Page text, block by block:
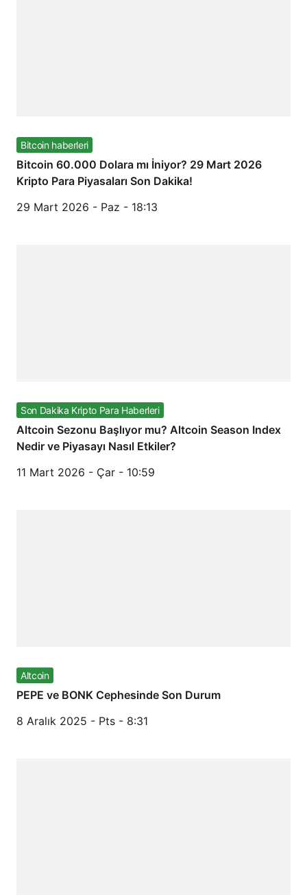
Bitcoin haberleri
Bitcoin 60.000 Dolara mı İniyor? 29 Mart 2026
Kripto Para Piyasaları Son Dakika!
29 Mart 2026 - Paz - 18:13
Son Dakika Kripto Para Haberleri
Altcoin Sezonu Başlıyor mu? Altcoin Season Index
Nedir ve Piyasayı Nasıl Etkiler?
11 Mart 2026 - Çar - 10:59
Altcoin
PEPE ve BONK Cephesinde Son Durum
8 Aralık 2025 - Pts - 8:31